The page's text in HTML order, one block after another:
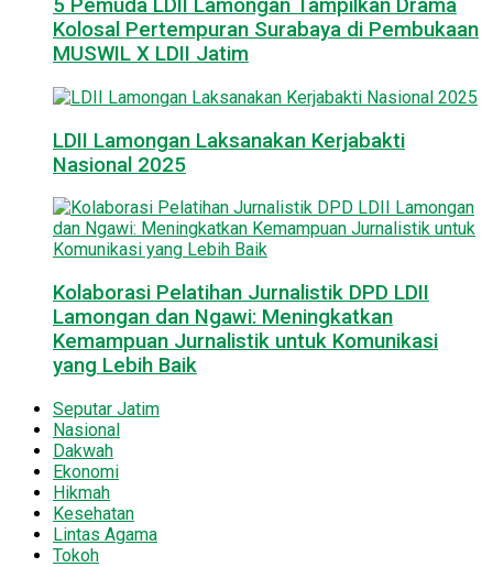
5 Pemuda LDII Lamongan Tampilkan Drama
Kolosal Pertempuran Surabaya di Pembukaan
MUSWIL X LDII Jatim
LDII Lamongan Laksanakan Kerjabakti
Nasional 2025
Kolaborasi Pelatihan Jurnalistik DPD LDII
Lamongan dan Ngawi: Meningkatkan
Kemampuan Jurnalistik untuk Komunikasi
yang Lebih Baik
Seputar Jatim
Nasional
Dakwah
Ekonomi
Hikmah
Kesehatan
Lintas Agama
Tokoh